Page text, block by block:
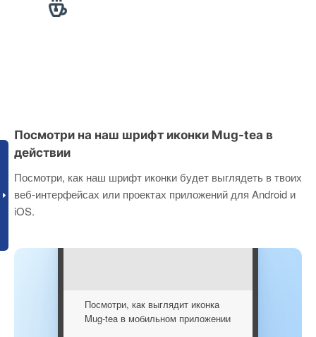
Посмотри на наш шрифт иконки Mug-tea в
действии
Посмотри, как наш шрифт иконки будет выглядеть в твоих
веб-интерфейсах или проектах приложений для Android и
iOS.
Посмотри, как выглядит иконка
Mug-tea в мобильном приложении